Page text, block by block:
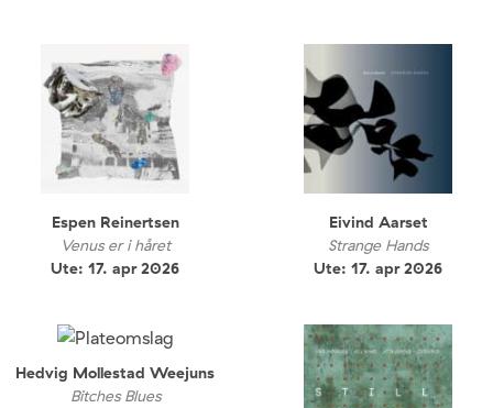
Espen Reinertsen
Venus er i håret
Ute: 17. apr 2026
Eivind Aarset
Strange Hands
Ute: 17. apr 2026
Hedvig Mollestad Weejuns
Bitches Blues